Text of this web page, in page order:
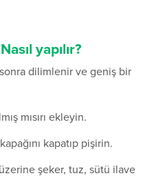
yapılır?
dilimlenir ve geniş bir
mısırı ekleyin.
kapatıp pişirin.
şeker, tuz, sütü ilave